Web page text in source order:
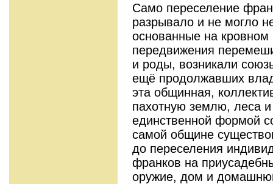
Само переселение
разрывало и не могло
основанные на
передвижения
и роды, возникали
ещё продолжавших
эта общинная,
пахотную землю, леса
единственной формой
самой общине
до переселения
франков на
оружие, дом и